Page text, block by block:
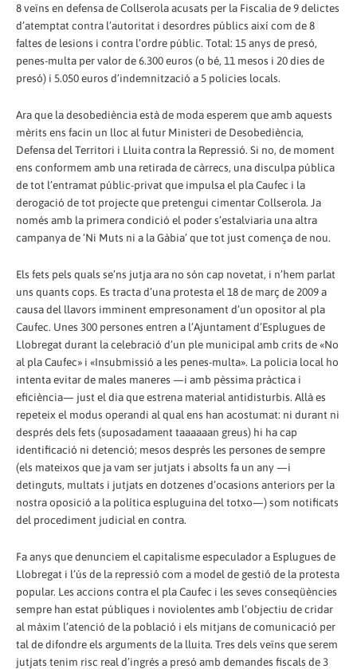
8 veïns en defensa de Collserola acusats per la Fiscalia de 9 delictes
d’atemptat contra l’autoritat i desordres públics així com de 8
faltes de lesions i contra l’ordre públic. Total: 15 anys de presó,
penes-multa per valor de 6.300 euros (o bé, 11 mesos i 20 dies de
presó) i 5.050 euros d’indemnització a 5 policies locals.
Ara que la desobediència està de moda esperem que amb aquests
mèrits ens facin un lloc al futur Ministeri de Desobediència,
Defensa del Territori i Lluita contra la Repressió. Si no, de moment
ens conformem amb una retirada de càrrecs, una disculpa pública
de tot l’entramat públic-privat que impulsa el pla Caufec i la
derogació de tot projecte que pretengui cimentar Collserola. Ja
només amb la primera condició el poder s’estalviaria una altra
campanya de ‘Ni Muts ni a la Gàbia’ que tot just comença de nou.
Els fets pels quals se’ns jutja ara no són cap novetat, i n’hem parlat
uns quants cops. Es tracta d’una protesta el 18 de març de 2009 a
causa del llavors imminent empresonament d’un opositor al pla
Caufec. Unes 300 persones entren a l’Ajuntament d’Esplugues de
Llobregat durant la celebració d’un ple municipal amb crits de «No
al pla Caufec» i «Insubmissió a les penes-multa». La policia local ho
intenta evitar de males maneres —i amb pèssima pràctica i
eficiència— just el dia que estrena material antidisturbis. Allà es
repeteix el modus operandi al qual ens han acostumat: ni durant ni
després dels fets (suposadament taaaaaan greus) hi ha cap
identificació ni detenció; mesos després les persones de sempre
(els mateixos que ja vam ser jutjats i absolts fa un any —i
detinguts, multats i jutjats en dotzenes d’ocasions anteriors per la
nostra oposició a la política espluguina del totxo—) som notificats
del procediment judicial en contra.
Fa anys que denunciem el capitalisme especulador a Esplugues de
Llobregat i l’ús de la repressió com a model de gestió de la protesta
popular. Les accions contra el pla Caufec i les seves conseqüències
sempre han estat públiques i noviolentes amb l’objectiu de cridar
al màxim l’atenció de la població i els mitjans de comunicació per
tal de difondre els arguments de la lluita. Tres dels veïns que serem
jutjats tenim risc real d’ingrés a presó amb demandes fiscals de 3